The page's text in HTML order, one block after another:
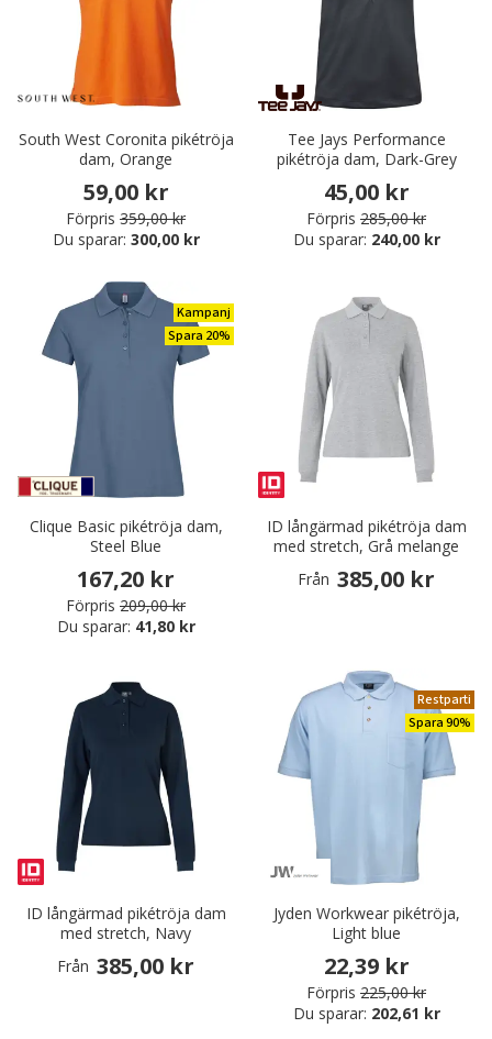
South West Coronita pikétröja
dam, Orange
59,00 kr
Förpris 359,00 kr
Du sparar: 300,00 kr
Tee Jays Performance
pikétröja dam, Dark-Grey
45,00 kr
Förpris 285,00 kr
Du sparar: 240,00 kr
Kampanj
Spara 20%
Clique Basic pikétröja dam,
Steel Blue
167,20 kr
Förpris 209,00 kr
Du sparar: 41,80 kr
ID långärmad pikétröja dam
med stretch, Grå melange
Från 385,00 kr
ID långärmad pikétröja dam
med stretch, Navy
Från 385,00 kr
Restparti
Spara 90%
Jyden Workwear pikétröja,
Light blue
22,39 kr
Förpris 225,00 kr
Du sparar: 202,61 kr